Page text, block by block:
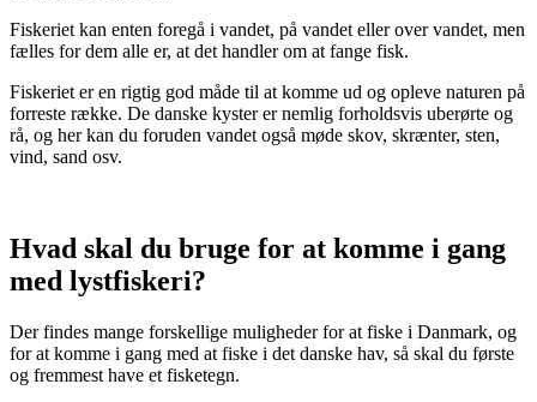
Fiskeriet kan enten foregå i vandet, på vandet eller over vandet, men
fælles for dem alle er, at det handler om at fange fisk.
Fiskeriet er en rigtig god måde til at komme ud og opleve naturen på
forreste række. De danske kyster er nemlig forholdsvis uberørte og
rå, og her kan du foruden vandet også møde skov, skrænter, sten,
vind, sand osv.
Hvad skal du bruge for at komme i gang
med lystfiskeri?
Der findes mange forskellige muligheder for at fiske i Danmark, og
for at komme i gang med at fiske i det danske hav, så skal du første
og fremmest have et fisketegn.